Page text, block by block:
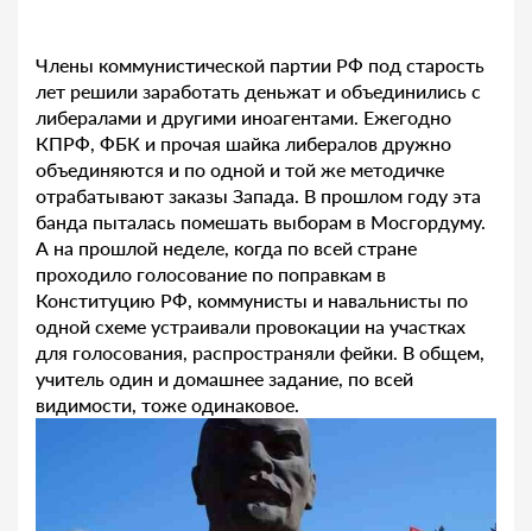
Члены коммунистической партии РФ под старость
лет решили заработать деньжат и объединились с
либералами и другими иноагентами. Ежегодно
КПРФ, ФБК и прочая шайка либералов дружно
объединяются и по одной и той же методичке
отрабатывают заказы Запада. В прошлом году эта
банда пыталась помешать выборам в Мосгордуму.
А на прошлой неделе, когда по всей стране
проходило голосование по поправкам в
Конституцию РФ, коммунисты и навальнисты по
одной схеме устраивали провокации на участках
для голосования, распространяли фейки. В общем,
учитель один и домашнее задание, по всей
видимости, тоже одинаковое.